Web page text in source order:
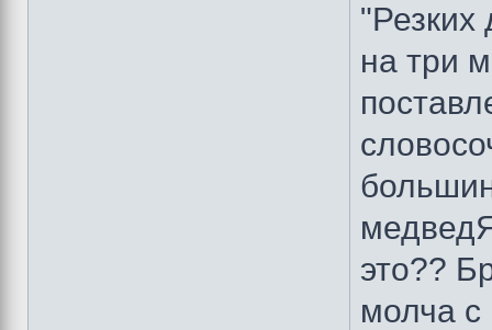
на три
это??
молча с